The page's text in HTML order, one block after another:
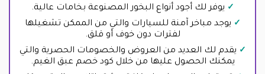
يوفر لك أجود أنواع البخور المصنوعة بخامات عالية.
يوجد مباخر آمنة للسيارات والتي من الممكن تشغيلها
لفترات دون خوف أو قلق.
يقدم لك العديد من العروض والخصومات الحصرية والتي
يمكنك الحصول عليها من خلال كود خصم عبق الغيم.